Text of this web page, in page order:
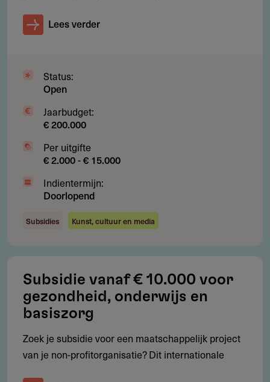
Restricties
Wat wordt niet gesubsidieerd?
verstrekker. Projecten die de quickscan niet positief
doorlopen komen niet in aanmerking voor een
vooraanvraag.
Subsidie
Hoeveel subsidie kun je aanvragen?
Specifieke donatiebedragen en het jaarbudget worden niet
openbaar vermeld. Het bestuur bepaalt per project het
Totaalbudget per jaar: niet vermeld
In 2024 ondersteunde het fonds veertig organisaties
Lees verder
Status:
Open
Jaarbudget:
€ 200.000
Per uitgifte
€ 2.000 - € 15.000
Indientermijn:
Doorlopend
Subsidies Kunst, cultuur en media
Subsidie vanaf € 10.000 voor
gezondheid, onderwijs en
basiszorg
Zoek je subsidie voor een maatschappelijk project
van je non-profitorganisatie? Dit internationale